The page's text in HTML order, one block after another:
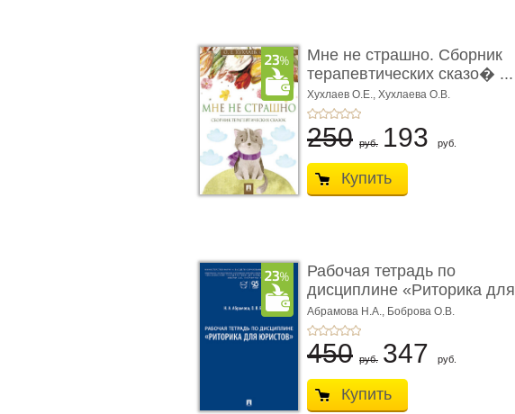
Мне не страшно. Сборник
терапевтических сказо� ...
Хухлаев О.Е., Хухлаева О.В.
250 руб. 193 руб.
Купить
Рабочая тетрадь по
дисциплине «Риторика для
ю� ...
Абрамова Н.А., Боброва О.В.
450 руб. 347 руб.
Купить